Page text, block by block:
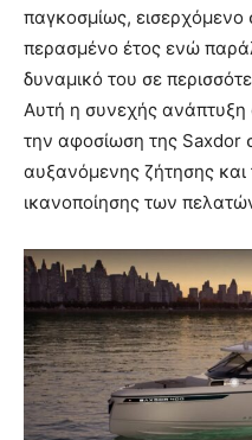
παγκοσμίως,
περασμένο έτος ενώ
δυναμικό του σε
Αυτή η συνεχής ανάπτυξη
την αφοσίωση της Saxdor
αυξανόμενης ζήτησης και
ικανοποίησης των